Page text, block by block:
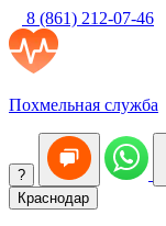
8 (861) 212-07-46
Похмельная служба
?
Краснодар